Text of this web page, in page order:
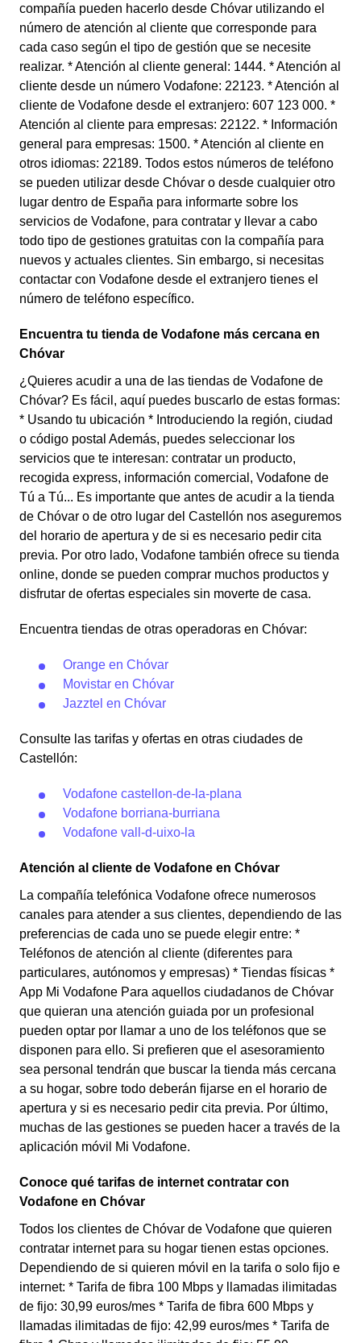
compañía pueden hacerlo desde Chóvar utilizando el
número de atención al cliente que corresponde para
cada caso según el tipo de gestión que se necesite
realizar. * Atención al cliente general: 1444. * Atención al
cliente desde un número Vodafone: 22123. * Atención al
cliente de Vodafone desde el extranjero: 607 123 000. *
Atención al cliente para empresas: 22122. * Información
general para empresas: 1500. * Atención al cliente en
otros idiomas: 22189. Todos estos números de teléfono
se pueden utilizar desde Chóvar o desde cualquier otro
lugar dentro de España para informarte sobre los
servicios de Vodafone, para contratar y llevar a cabo
todo tipo de gestiones gratuitas con la compañía para
nuevos y actuales clientes. Sin embargo, si necesitas
contactar con Vodafone desde el extranjero tienes el
número de teléfono específico.
Encuentra tu tienda de Vodafone más cercana en
Chóvar
¿Quieres acudir a una de las tiendas de Vodafone de
Chóvar? Es fácil, aquí puedes buscarlo de estas formas:
* Usando tu ubicación * Introduciendo la región, ciudad
o código postal Además, puedes seleccionar los
servicios que te interesan: contratar un producto,
recogida express, información comercial, Vodafone de
Tú a Tú... Es importante que antes de acudir a la tienda
de Chóvar o de otro lugar del Castellón nos aseguremos
del horario de apertura y de si es necesario pedir cita
previa. Por otro lado, Vodafone también ofrece su tienda
online, donde se pueden comprar muchos productos y
disfrutar de ofertas especiales sin moverte de casa.
Encuentra tiendas de otras operadoras en Chóvar:
Orange en Chóvar
Movistar en Chóvar
Jazztel en Chóvar
Consulte las tarifas y ofertas en otras ciudades de
Castellón:
Vodafone castellon-de-la-plana
Vodafone borriana-burriana
Vodafone vall-d-uixo-la
Atención al cliente de Vodafone en Chóvar
La compañía telefónica Vodafone ofrece numerosos
canales para atender a sus clientes, dependiendo de las
preferencias de cada uno se puede elegir entre: *
Teléfonos de atención al cliente (diferentes para
particulares, autónomos y empresas) * Tiendas físicas *
App Mi Vodafone Para aquellos ciudadanos de Chóvar
que quieran una atención guiada por un profesional
pueden optar por llamar a uno de los teléfonos que se
disponen para ello. Si prefieren que el asesoramiento
sea personal tendrán que buscar la tienda más cercana
a su hogar, sobre todo deberán fijarse en el horario de
apertura y si es necesario pedir cita previa. Por último,
muchas de las gestiones se pueden hacer a través de la
aplicación móvil Mi Vodafone.
Conoce qué tarifas de internet contratar con
Vodafone en Chóvar
Todos los clientes de Chóvar de Vodafone que quieren
contratar internet para su hogar tienen estas opciones.
Dependiendo de si quieren móvil en la tarifa o solo fijo e
internet: * Tarifa de fibra 100 Mbps y llamadas ilimitadas
de fijo: 30,99 euros/mes * Tarifa de fibra 600 Mbps y
llamadas ilimitadas de fijo: 42,99 euros/mes * Tarifa de